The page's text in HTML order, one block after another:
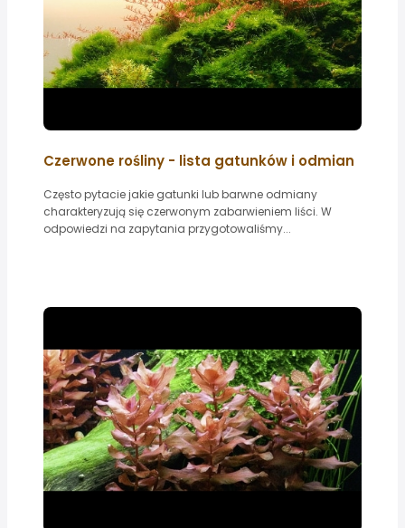
Czerwone rośliny - lista gatunków i odmian
Często pytacie jakie gatunki lub barwne odmiany
charakteryzują się czerwonym zabarwieniem liści. W
odpowiedzi na zapytania przygotowaliśmy...